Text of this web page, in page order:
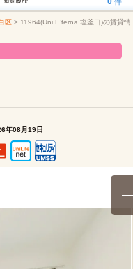
区 > 11964(Uni E’terna 塩釜口)の賃貸情
年08月19日